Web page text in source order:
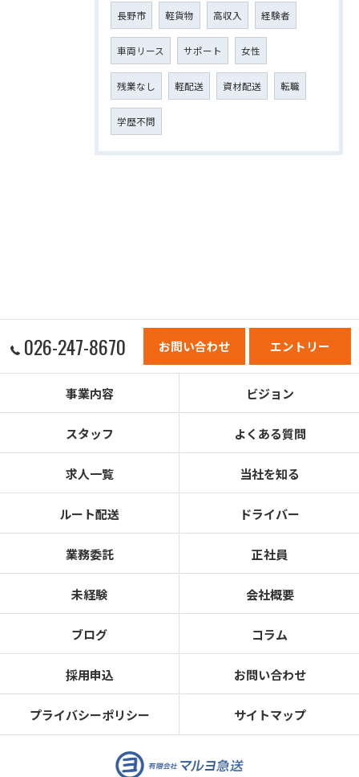
長野市 軽貨物 高収入 経験者
車両リース サポート 女性
残業なし 軽配送 資材配送 転職
学歴不問
026-247-8670 お問い合わせ エントリー
事業内容 ビジョン
スタッフ よくある質問
求人一覧 当社を知る
ルート配送 ドライバー
業務委託 正社員
未経験 会社概要
ブログ コラム
採用申込 お問い合わせ
プライバシーポリシー サイトマップ